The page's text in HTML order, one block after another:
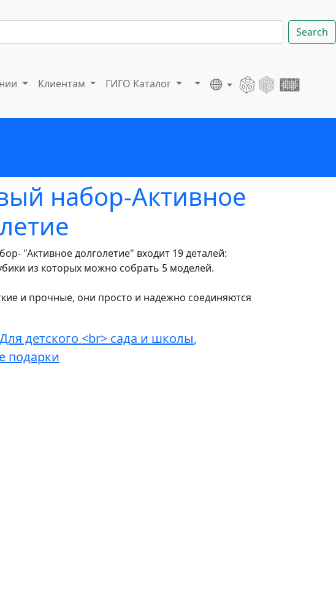
Search
Клиентам ГИГО Каталог
набор-Активное
"Активное долголетие" входит 19 деталей:
из которых можно собрать 5 моделей.
и прочные, они просто и надежно соединяются
Для детского <br> сада и школы,
подарки